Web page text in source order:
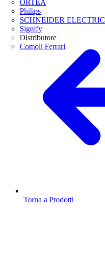
ORTEA
Philips
SCHNEIDER ELECTRIC
Signify
Distributore
Comoli Ferrari
Torna a Prodotti